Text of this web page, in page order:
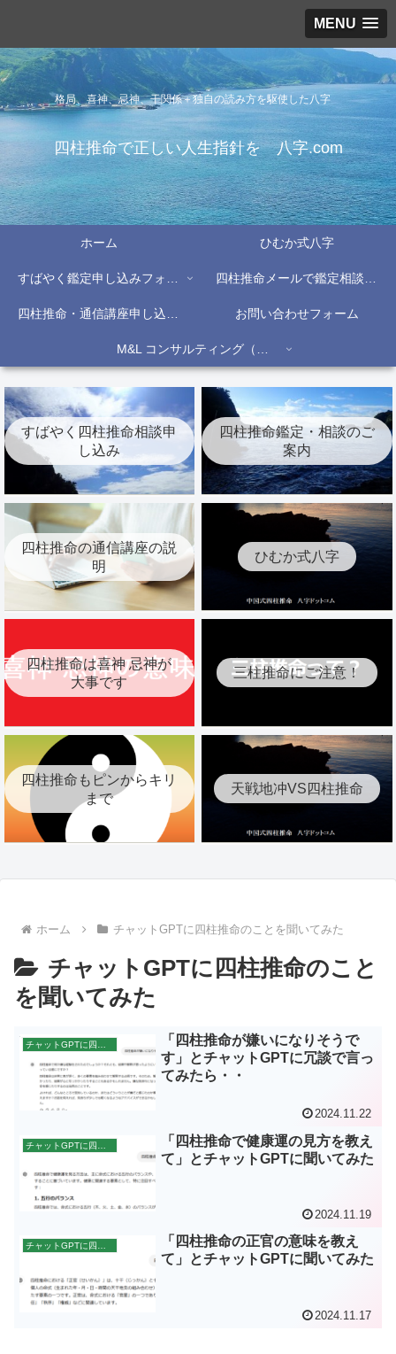
MENU
格局、喜神、忌神、干関係＋独自の読み方を駆使した八字
四柱推命で正しい人生指針を 八字.com
ホーム ひむか式八字
お問い合わせフォーム
すばやく四柱推命相談申
し込み
四柱推命鑑定・相談のご
案内
四柱推命の通信講座の説
明
ひむか式八字
四柱推命は喜神 忌神が
大事です
三柱推命にご注意！
四柱推命もピンからキリ
まで
天戦地冲VS四柱推命
ホーム チャットGPTに四柱推命のことを聞いてみた
チャットGPTに四柱推命のこと
を聞いてみた
「四柱推命が嫌いになりそうで
す」とチャットGPTに冗談で言っ
てみたら・・
2024.11.22
「四柱推命で健康運の見方を教え
て」とチャットGPTに聞いてみた
2024.11.19
チャットGPTに四柱推命のことを聞いてみた
「四柱推命の正官の意味を教え
て」とチャットGPTに聞いてみた
2024.11.17